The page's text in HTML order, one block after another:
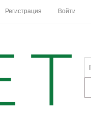
Регистрация Войти